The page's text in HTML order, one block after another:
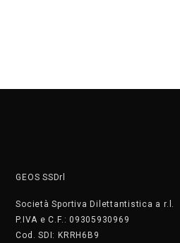
GEOS SSDrl
Società Sportiva Dilettantistica a r.l.
P.IVA e C.F.: 09305930969
Cod. SDI: KRRH6B9